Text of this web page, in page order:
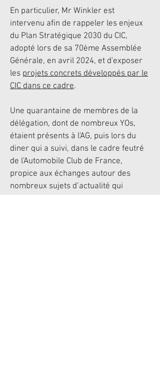
En particulier, Mr Winkler est
intervenu afin de rappeler les enjeux
du Plan Stratégique 2030 du CIC,
adopté lors de sa 70ème Assemblée
Générale, en avril 2024, et d'exposer
les projets concrets développés par le
CIC dans ce cadre.
Une quarantaine de membres de la
délégation, dont de nombreux YOs,
étaient présents à l'AG, puis lors du
diner qui a suivi, dans le cadre feutré
de l'Automobile Club de France,
propice aux échanges autour des
nombreux sujets d’actualité qui